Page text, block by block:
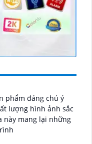
phẩm đáng chú ý
này mang lại những